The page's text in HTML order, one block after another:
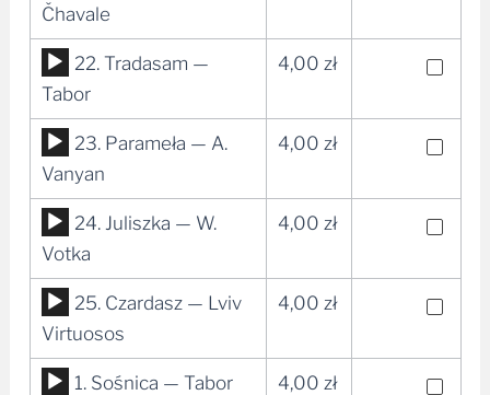
dźwiękowych
Čhavale
Odtwarzacz
plików
dźwiękowych
22. Tradasam —
Tabor
4,00 zł
Odtwarzacz
plików
dźwiękowych
23. Parameła — A.
Vanyan
4,00 zł
Odtwarzacz
plików
dźwiękowych
24. Juliszka — W.
Votka
4,00 zł
Odtwarzacz
plików
dźwiękowych
25. Czardasz — Lviv
Virtuosos
4,00 zł
Odtwarzacz
1. Sośnica — Tabor 4,00 zł